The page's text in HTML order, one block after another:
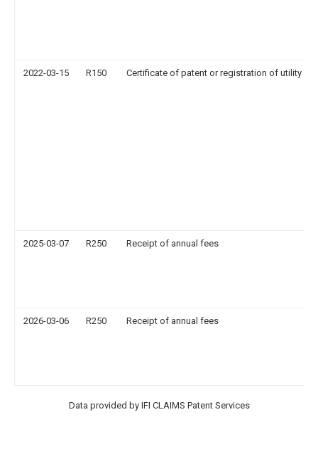
2022-03-15 R150 Certificate of patent or registration of utility
2025-03-07 R250 Receipt of annual fees
2026-03-06 R250 Receipt of annual fees
Data provided by IFI CLAIMS Patent Services